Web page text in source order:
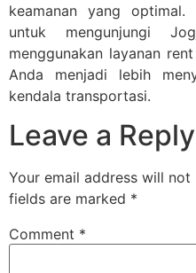
keamanan yang
untuk mengunjungi
menggunakan layanan
Anda menjadi lebih
kendala transportasi.
Leave a Reply
Your email address will not
fields are marked *
Comment *